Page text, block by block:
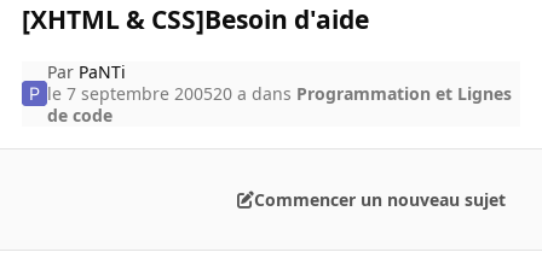
[XHTML & CSS]Besoin d'aide
Par PaNTi
le 7 septembre 200520 a dans Programmation et Lignes
de code
Commencer un nouveau sujet